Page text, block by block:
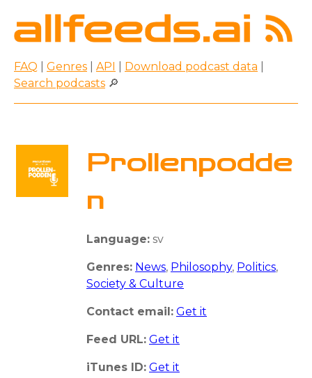
FAQ Genres API Download podcast data
Search podcasts 🔎
Prollenpodde
n
Language: sv
Genres: News, Philosophy, Politics,
Society & Culture
Contact email: Get it
Feed URL: Get it
iTunes ID: Get it